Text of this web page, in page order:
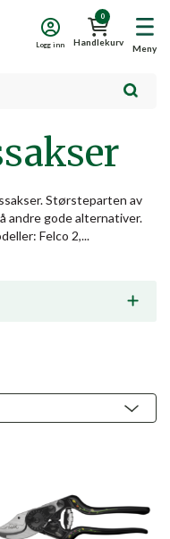
Meny
0
Handlekurv
Logg inn
Størsteparten av
andre gode alternativer.
Felco 2,...